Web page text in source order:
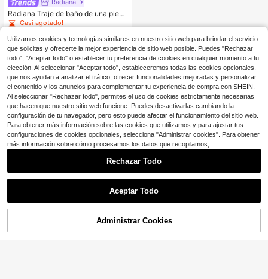
Radiana
Radiana Traje de baño de una pieza
sexy y único con corte láser negro,
traje de baño de una pieza con cuel
lo en V, traje de baño de playa, traje
de baño sexy, bikini sexy, tela de tr
aje de baño de alta elasticidad, ajus
tado al Body resaltando las curvas,
estilo de resort de isla, estilo de pla
ya, estilo de piscina
¡Casi agotado!
$6 .81 -51%
Lo sentimos, este producto está agotado.
Mostrar artículos similares con stock Ver todo
AGOTADO
Utilizamos cookies y tecnologías similares en nuestro sitio web para brindar el servicio
que solicitas y ofrecerte la mejor experiencia de sitio web posible. Puedes "Rechazar
todo", "Aceptar todo" o establecer tu preferencia de cookies en cualquier momento a tu
elección. Al seleccionar "Aceptar todo", estableceremos todas las cookies opcionales,
que nos ayudan a analizar el tráfico, ofrecer funcionalidades mejoradas y personalizar
el contenido y los anuncios para complementar tu experiencia de compra con SHEIN.
Al seleccionar "Rechazar todo", permites el uso de cookies estrictamente necesarias
que hacen que nuestro sitio web funcione. Puedes desactivarlas cambiando la
configuración de tu navegador, pero esto puede afectar el funcionamiento del sitio web.
Para obtener más información sobre las cookies que utilizamos y para ajustar tus
configuraciones de cookies opcionales, selecciona "Administrar cookies". Para obtener
más información sobre cómo procesamos los datos que recopilamos,
Rechazar Todo
Aceptar Todo
Administrar Cookies